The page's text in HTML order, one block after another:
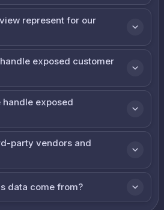
represent for our
exposed customer
handle exposed
party vendors and
data come from?